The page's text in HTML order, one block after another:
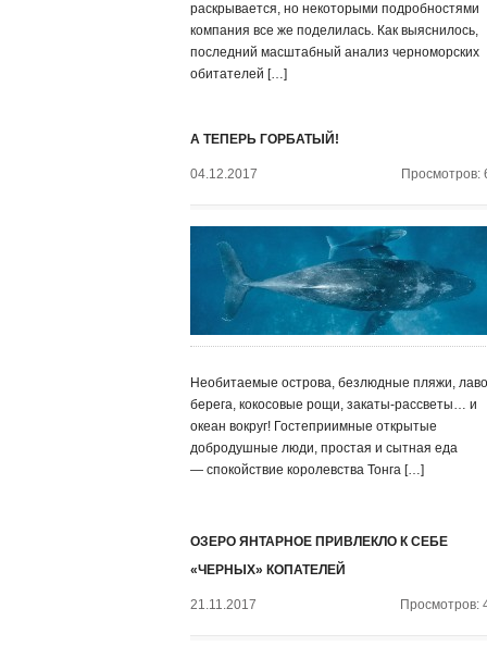
раскрывается, но некоторыми подробностями
компания все же поделилась. Как выяснилось,
последний масштабный анализ черноморских
обитателей […]
А ТЕПЕРЬ ГОРБАТЫЙ!
04.12.2017 Просмотров:
Необитаемые острова, безлюдные пляжи,
берега, кокосовые рощи, закаты-рассветы… и
океан вокруг! Гостеприимные открытые
добродушные люди, простая и сытная еда
— спокойствие королевства Тонга […]
ОЗЕРО ЯНТАРНОЕ ПРИВЛЕКЛО К СЕБЕ
«ЧЕРНЫХ» КОПАТЕЛЕЙ
21.11.2017 Просмотров: